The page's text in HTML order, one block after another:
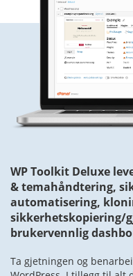
WP Toolkit Deluxe
& temahåndtering,
automatisering,
sikkerhetskopiering/
brukervennlig
Ta gjetningen og